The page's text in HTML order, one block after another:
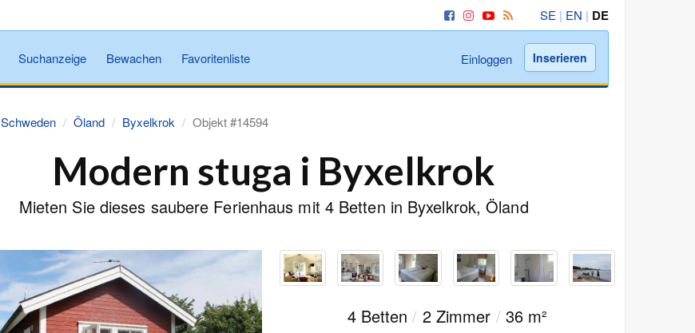
SE | EN | DE
Suchanzeige Bewachen Favoritenliste Einloggen Inserieren
Schweden Öland Byxelkrok Objekt #14594
Modern stuga i Byxelkrok
Mieten Sie dieses saubere Ferienhaus mit 4 Betten in Byxelkrok, Öland
4 Betten/ 2 Zimmer /36 m²